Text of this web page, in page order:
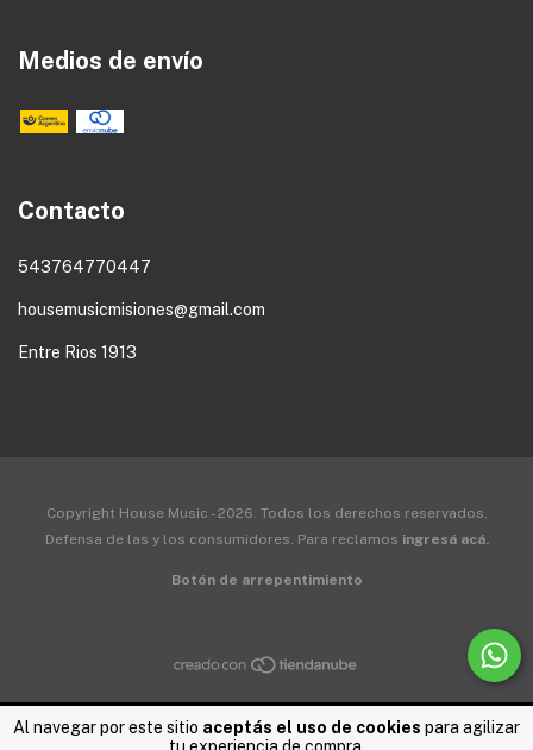
Al navegar por este sitio aceptás el uso de cookies para agilizar
Medios de envío
Contacto
543764770447
housemusicmisiones@gmail.com
Entre Rios 1913
Copyright House Music - 2026. Todos los derechos reservados.
Defensa de las y los consumidores. Para reclamos ingresá acá.
Botón de arrepentimiento